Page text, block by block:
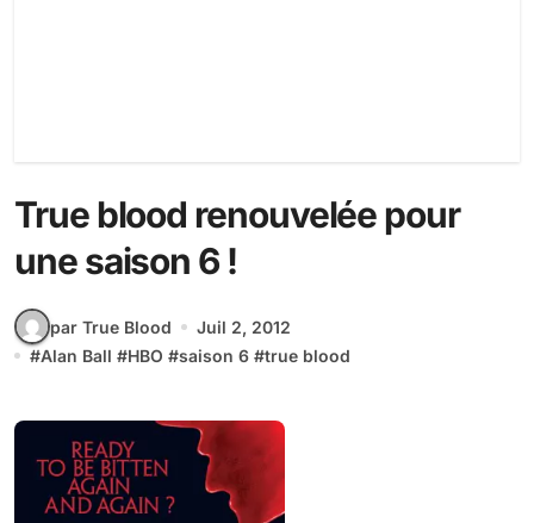
True blood renouvelée pour
une saison 6 !
par True Blood
Juil 2, 2012
#Alan Ball #HBO #saison 6 #true blood